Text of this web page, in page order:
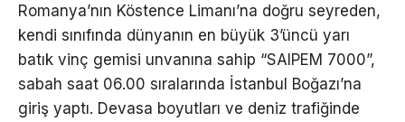
Romanya’nın Köstence Limanı’na doğru seyreden,
kendi sınıfında dünyanın en büyük 3’üncü yarı
batık vinç gemisi unvanına sahip “SAIPEM 7000”,
sabah saat 06.00 sıralarında İstanbul Boğazı’na
giriş yaptı. Devasa boyutları ve deniz trafiğinde